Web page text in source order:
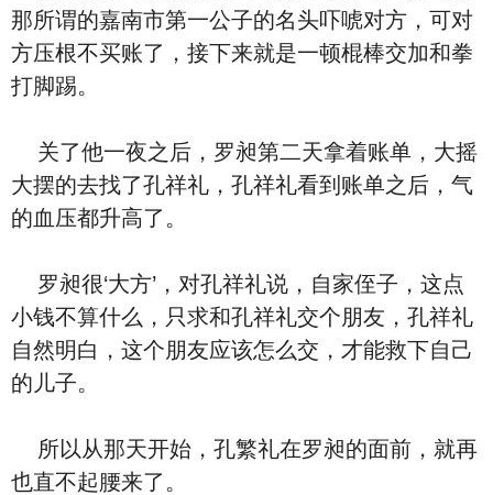
那所谓的嘉南市第一公子的名头吓唬对方，可对
方压根不买账了，接下来就是一顿棍棒交加和拳
打脚踢。
关了他一夜之后，罗昶第二天拿着账单，大摇
大摆的去找了孔祥礼，孔祥礼看到账单之后，气
的血压都升高了。
罗昶很‘大方’，对孔祥礼说，自家侄子，这点
小钱不算什么，只求和孔祥礼交个朋友，孔祥礼
自然明白，这个朋友应该怎么交，才能救下自己
的儿子。
所以从那天开始，孔繁礼在罗昶的面前，就再
也直不起腰来了。